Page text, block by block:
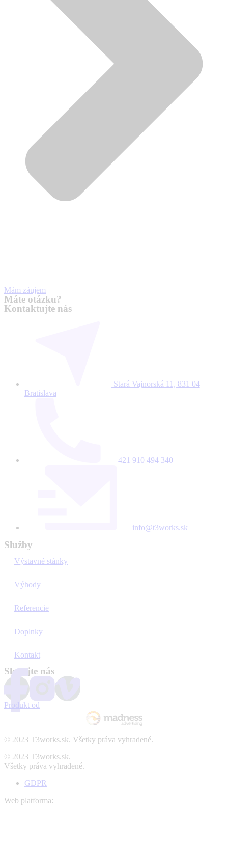
Mám záujem
Máte otázku?
Kontaktujte nás
Stará Vajnorská 11, 831 04
Bratislava
+421 910 494 340
info@t3works.sk
Služby
Výstavné stánky
Výhody
Referencie
Doplnky
Kontakt
Sledujte nás
Produkt od
© 2023 T3works.sk. Všetky práva vyhradené.
© 2023 T3works.sk.
Všetky práva vyhradené.
GDPR
Web platforma: